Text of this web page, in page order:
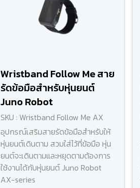
Wristband Follow Me สาย
รัดข้อมือสำหรับหุ่นยนต์
Juno Robot
SKU : Wristband Follow Me AX
อุปกรณ์เสริมสายรัดข้อมือสำหรับให้
หุ่นยนต์เดินตาม สวมใส่ไว้ที่ข้อมือ หุ่น
ยนต์จะเดินตามและหยุดตามต้องการ
ใช้งานได้กับหุ่นยนต์ Juno Robot
AX-series